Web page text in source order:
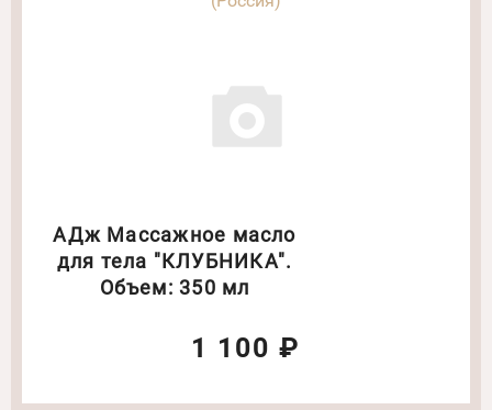
АДж Массажное масло
для тела "КЛУБНИКА".
Объем: 350 мл
1 100 ₽